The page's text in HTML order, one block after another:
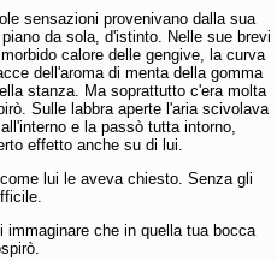
sensazioni provenivano dalla sua
da sola, d'istinto. Nelle sue brevi
calore delle gengive, la curva
dell'aroma di menta della gomma
stanza. Ma soprattutto c'era molta
Sulle labbra aperte l'aria scivolava
e la passò tutta intorno,
effetto anche su di lui.
lui le aveva chiesto. Senza gli
che in quella tua bocca